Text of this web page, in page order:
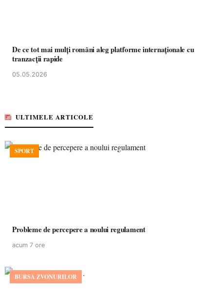
De ce tot mai mulți români aleg platforme internaționale cu
tranzacții rapide
05.05.2026
ULTIMELE ARTICOLE
SPORT
Probleme de percepere a noului regulament
acum 7 ore
BURSA ZVONURILOR